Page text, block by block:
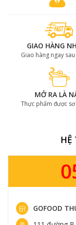
GIAO HÀNG
Giao hàng ngay
MỞ RA LÀ
Thực phẩm được sơ
HỆ
GOFOOD